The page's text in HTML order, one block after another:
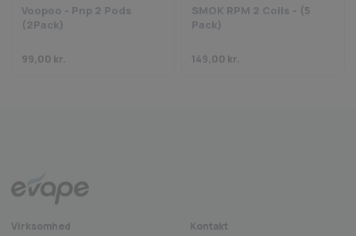
Dette sikrer en jævn og optimal smagsoplevelse fra første sug.
Voopoo PnP X Coils er et fremragende valg for dampere, der søger en
Voopoo - Pnp 2 Pods
(2Pack)
99,00 kr.
SMOK RPM 2 Coils - (5
Pack)
149,00 kr.
Virksomhed
Kontakt